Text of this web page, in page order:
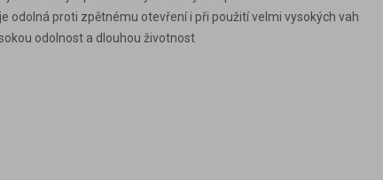
odolná proti zpětnému otevření i při použití velmi vysokých vah
odolnost a dlouhou životnost